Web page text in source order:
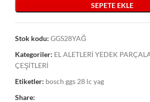
SEPETE EKLE
Stok kodu: GGS28YAĞ
Kategoriler: EL ALETLERİ YEDEK
ÇEŞİTLERİ
Etiketler: bosch ggs 28 lc yag
Share: